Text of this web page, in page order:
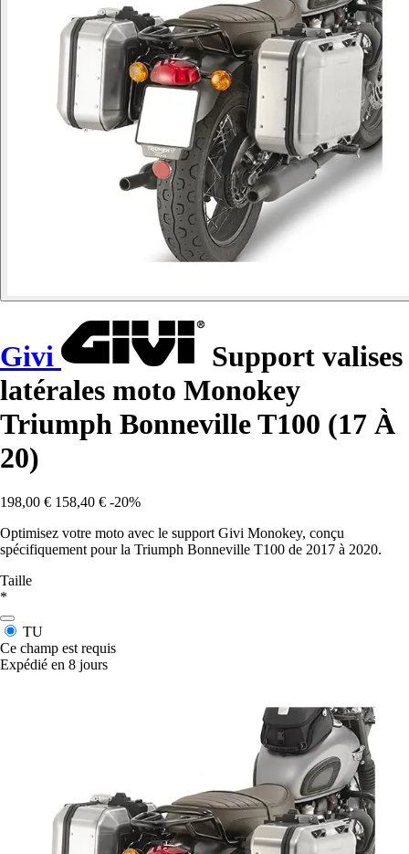
Givi
Support valises
latérales moto Monokey
Triumph Bonneville T100 (17 À
20)
198,00 € 158,40 € -20%
Optimisez votre moto avec le support Givi Monokey, conçu
spécifiquement pour la Triumph Bonneville T100 de 2017 à 2020.
Taille
*
TU
Ce champ est requis
Expédié en 8 jours